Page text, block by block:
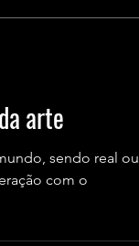
arte
sendo real ou
com o